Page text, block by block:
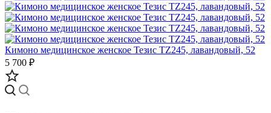
Кимоно медицинское женское Тезис TZ245, лавандовый, 52
5 700 ₽